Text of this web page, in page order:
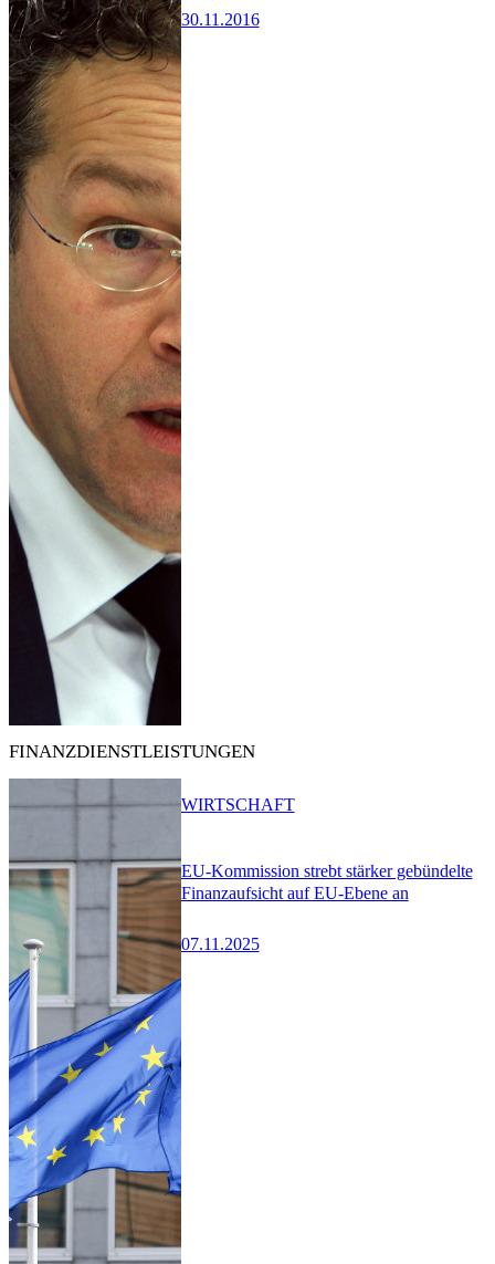
30.11.2016
FINANZDIENSTLEISTUNGEN
EU-Kommission strebt stärker gebündelte
Finanzaufsicht auf EU-Ebene an
07.11.2025
WIRTSCHAFT